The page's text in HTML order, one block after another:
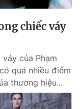
chiếc váy
của Phạm
quá nhiều điểm
thương hiệu...